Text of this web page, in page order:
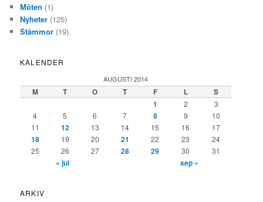
Möten (1)
Nyheter (125)
Stämmor (19)
KALENDER
AUGUSTI 2014
M T O T F L
S
1
2
3
4
5 6 7 8 9
10
11
12 13 14 15 16 17
18 19 20 21 22 23
24
25
26 27 28 29 30 31
« jul sep »
ARKIV